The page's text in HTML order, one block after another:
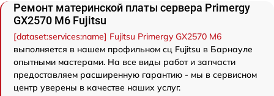
Ремонт материнской платы сервера Primergy
GX2570 M6 Fujitsu
[dataset:services:name] Fujitsu Primergy GX2570 M6
выполняется в нашем профильном сц Fujitsu в Барнауле
опытными мастерами. На все виды работ и запчасти
предоставляем расширенную гарантию - мы в сервисном
центр уверены в качестве наших услуг.